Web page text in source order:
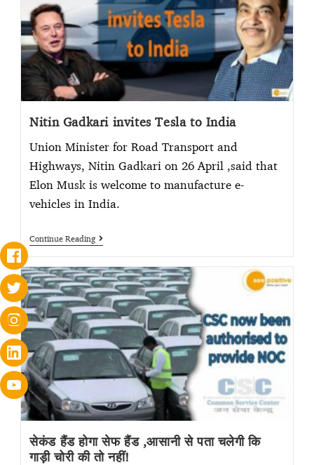
Nitin Gadkari invites Tesla to India
Union Minister for Road Transport and
Highways, Nitin Gadkari on 26 April ,said that
Elon Musk is welcome to manufacture e-
vehicles in India.
Continue Reading
सेकंड हैंड होगा सेफ हैंड ,आसानी से पता चलेगी कि
गाड़ी चोरी की तो नहीं!